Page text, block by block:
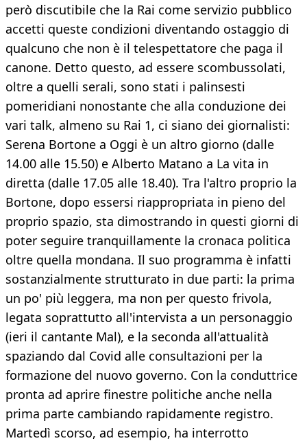
però discutibile che la Rai come servizio pubblico
accetti queste condizioni diventando ostaggio di
qualcuno che non è il telespettatore che paga il
canone. Detto questo, ad essere scombussolati,
oltre a quelli serali, sono stati i palinsesti
pomeridiani nonostante che alla conduzione dei
vari talk, almeno su Rai 1, ci siano dei giornalisti:
Serena Bortone a Oggi è un altro giorno (dalle
14.00 alle 15.50) e Alberto Matano a La vita in
diretta (dalle 17.05 alle 18.40). Tra l'altro proprio la
Bortone, dopo essersi riappropriata in pieno del
proprio spazio, sta dimostrando in questi giorni di
poter seguire tranquillamente la cronaca politica
oltre quella mondana. Il suo programma è infatti
sostanzialmente strutturato in due parti: la prima
un po' più leggera, ma non per questo frivola,
legata soprattutto all'intervista a un personaggio
(ieri il cantante Mal), e la seconda all'attualità
spaziando dal Covid alle consultazioni per la
formazione del nuovo governo. Con la conduttrice
pronta ad aprire finestre politiche anche nella
prima parte cambiando rapidamente registro.
Martedì scorso, ad esempio, ha interrotto